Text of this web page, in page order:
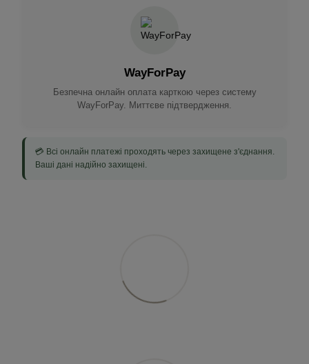
WayForPay
Безпечна онлайн оплата карткою через систему
WayForPay. Миттєве підтвердження.
💳 Всі онлайн платежі проходять через захищене з'єднання.
Ваші дані надійно захищені.